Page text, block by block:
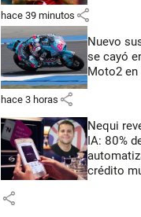
hace 39 minutos share
Nuevo
se cayó
Moto2
hace 3 horas share
Nequi
IA: 80%
crédito
share